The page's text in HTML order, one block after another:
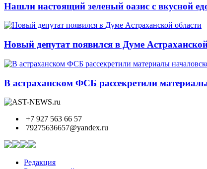
Нашли настоящий зеленый оазис с вкусной
Новый депутат появился в Думе
В астраханском ФСБ рассекретили
+7 927 563 66 57
79275636657@yandex.ru
Редакция